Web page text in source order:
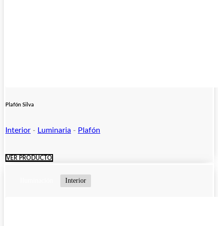
Plafón Silva
Interior - Luminaria - Plafón
VER PRODUCTO
Interior